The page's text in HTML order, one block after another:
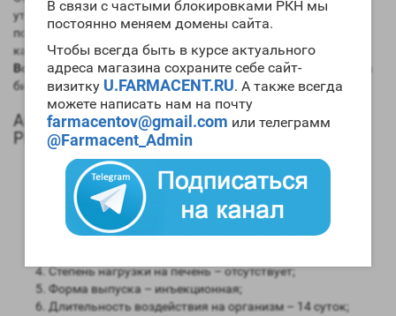
В связи с частыми блокировками РКН мы
постоянно меняем домены сайта.
Чтобы всегда быть в курсе актуального
адреса магазина сохраните себе сайт-
визитку U.FARMACENT.RU. А также всегда
можете написать нам на почту
farmacentov@gmail.com или телеграмм
@Farmacent_Admin
утверждать, что в сравнении с эфирами тестостерона вы
получите меньшие результаты на курсе болденона. Однако
качество массы при этом будет выше. Заметим, что
Bolde 250 Chang Pharmaвполне приемлема для большинства
билдеров.
Анаболический профиль Bolde 250 Chang
Pharma
Анаболическая активность – 100 процентов в
сравнении мужским гормоном;
Андрогенная активность – 50 процентов в сравнении с
мужским гормоном;
Способность конвертироваться в женские гормоны
Степень нагрузки на печень – отсутствует;
Форма выпуска – инъекционная;
Длительность воздействия на организм – 14 суток;